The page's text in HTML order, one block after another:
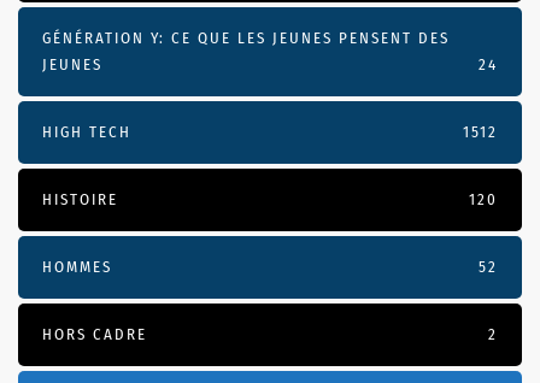
GÉNÉRATION Y: CE QUE LES JEUNES PENSENT DES
JEUNES
24
HIGH TECH 1512
HISTOIRE 120
HOMMES 52
HORS CADRE 2